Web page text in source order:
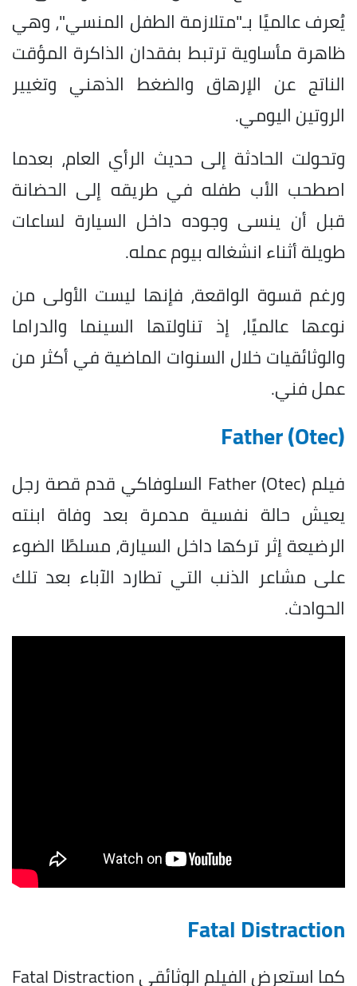
يُعرف عالميًا بـ"متلازمة الطفل المنسي"، وهي
ظاهرة مأساوية ترتبط بفقدان الذاكرة المؤقت
الناتج عن الإرهاق والضغط الذهني وتغيير
الروتين اليومي.
وتحولت الحادثة إلى حديث الرأي العام، بعدما
اصطحب الأب طفله في طريقه إلى الحضانة
قبل أن ينسى وجوده داخل السيارة لساعات
طويلة أثناء انشغاله بيوم عمله.
ورغم قسوة الواقعة، فإنها ليست الأولى من
نوعها عالميًا، إذ تناولتها السينما والدراما
والوثائقيات خلال السنوات الماضية في أكثر من
عمل فني.
Father (Otec)
فيلم Father (Otec) السلوفاكي قدم قصة رجل
يعيش حالة نفسية مدمرة بعد وفاة ابنته
الرضيعة إثر تركها داخل السيارة، مسلطًا الضوء
على مشاعر الذنب التي تطارد الآباء بعد تلك
الحوادث.
Fatal Distraction
كما استعرض الفيلم الوثائقي Fatal Distraction